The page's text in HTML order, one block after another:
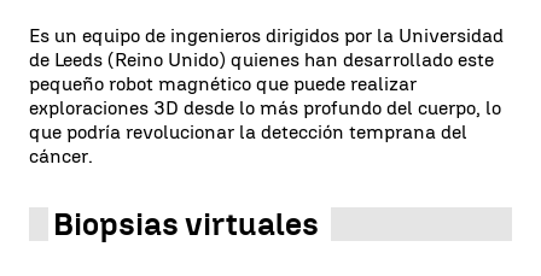
Es un equipo de ingenieros dirigidos por la Universidad
de Leeds (Reino Unido) quienes han desarrollado este
pequeño robot magnético que puede realizar
exploraciones 3D desde lo más profundo del cuerpo, lo
que podría revolucionar la detección temprana del
cáncer.
Biopsias virtuales